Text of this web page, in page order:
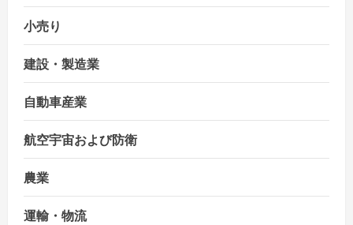
小売り
建設・製造業
自動車産業
航空宇宙および防衛
農業
運輸・物流